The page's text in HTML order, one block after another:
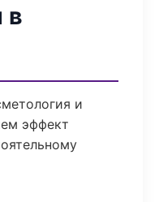
в
и
эффект